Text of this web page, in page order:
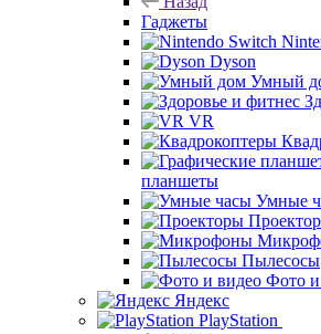
Гаджеты
Dyson
Умный
VR
планшеты
Умные
Пылесосы
Фото
Яндекс
PlayStation